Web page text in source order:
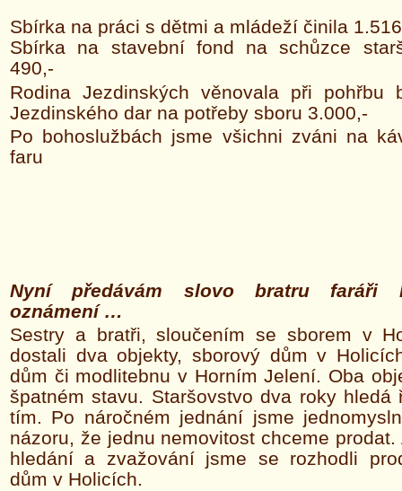
Sbírka na práci s dětmi a mládeží činila
Sbírka na stavební fond na schůzce
490,-
Rodina Jezdinských věnovala při pohřbu
Jezdinského dar na potřeby sboru 3.000,-
Po bohoslužbách jsme všichni zváni na
faru
Nyní předávám slovo bratru faráři
oznámení …
Sestry a bratři, sloučením se sborem v
dostali dva objekty, sborový dům v
dům či modlitebnu v Horním Jelení. Oba
špatném stavu. Staršovstvo dva roky hledá
tím. Po náročném jednání jsme
názoru, že jednu nemovitost chceme prodat.
hledání a zvažování jsme se rozhodli
dům v Holicích.